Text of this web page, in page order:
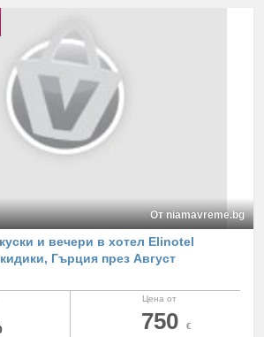
От niamavreme.bg
и вечери в хотел Elinotel
Гърция през Август
Цена от
750 €